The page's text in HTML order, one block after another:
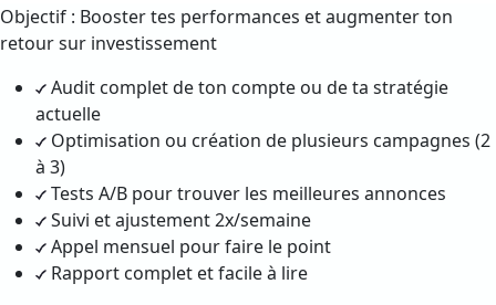
Objectif : Booster tes performances et augmenter ton
retour sur investissement
Audit complet de ton compte ou de ta stratégie
actuelle
Optimisation ou création de plusieurs campagnes (2
à 3)
Tests A/B pour trouver les meilleures annonces
Suivi et ajustement 2x/semaine
Appel mensuel pour faire le point
Rapport complet et facile à lire